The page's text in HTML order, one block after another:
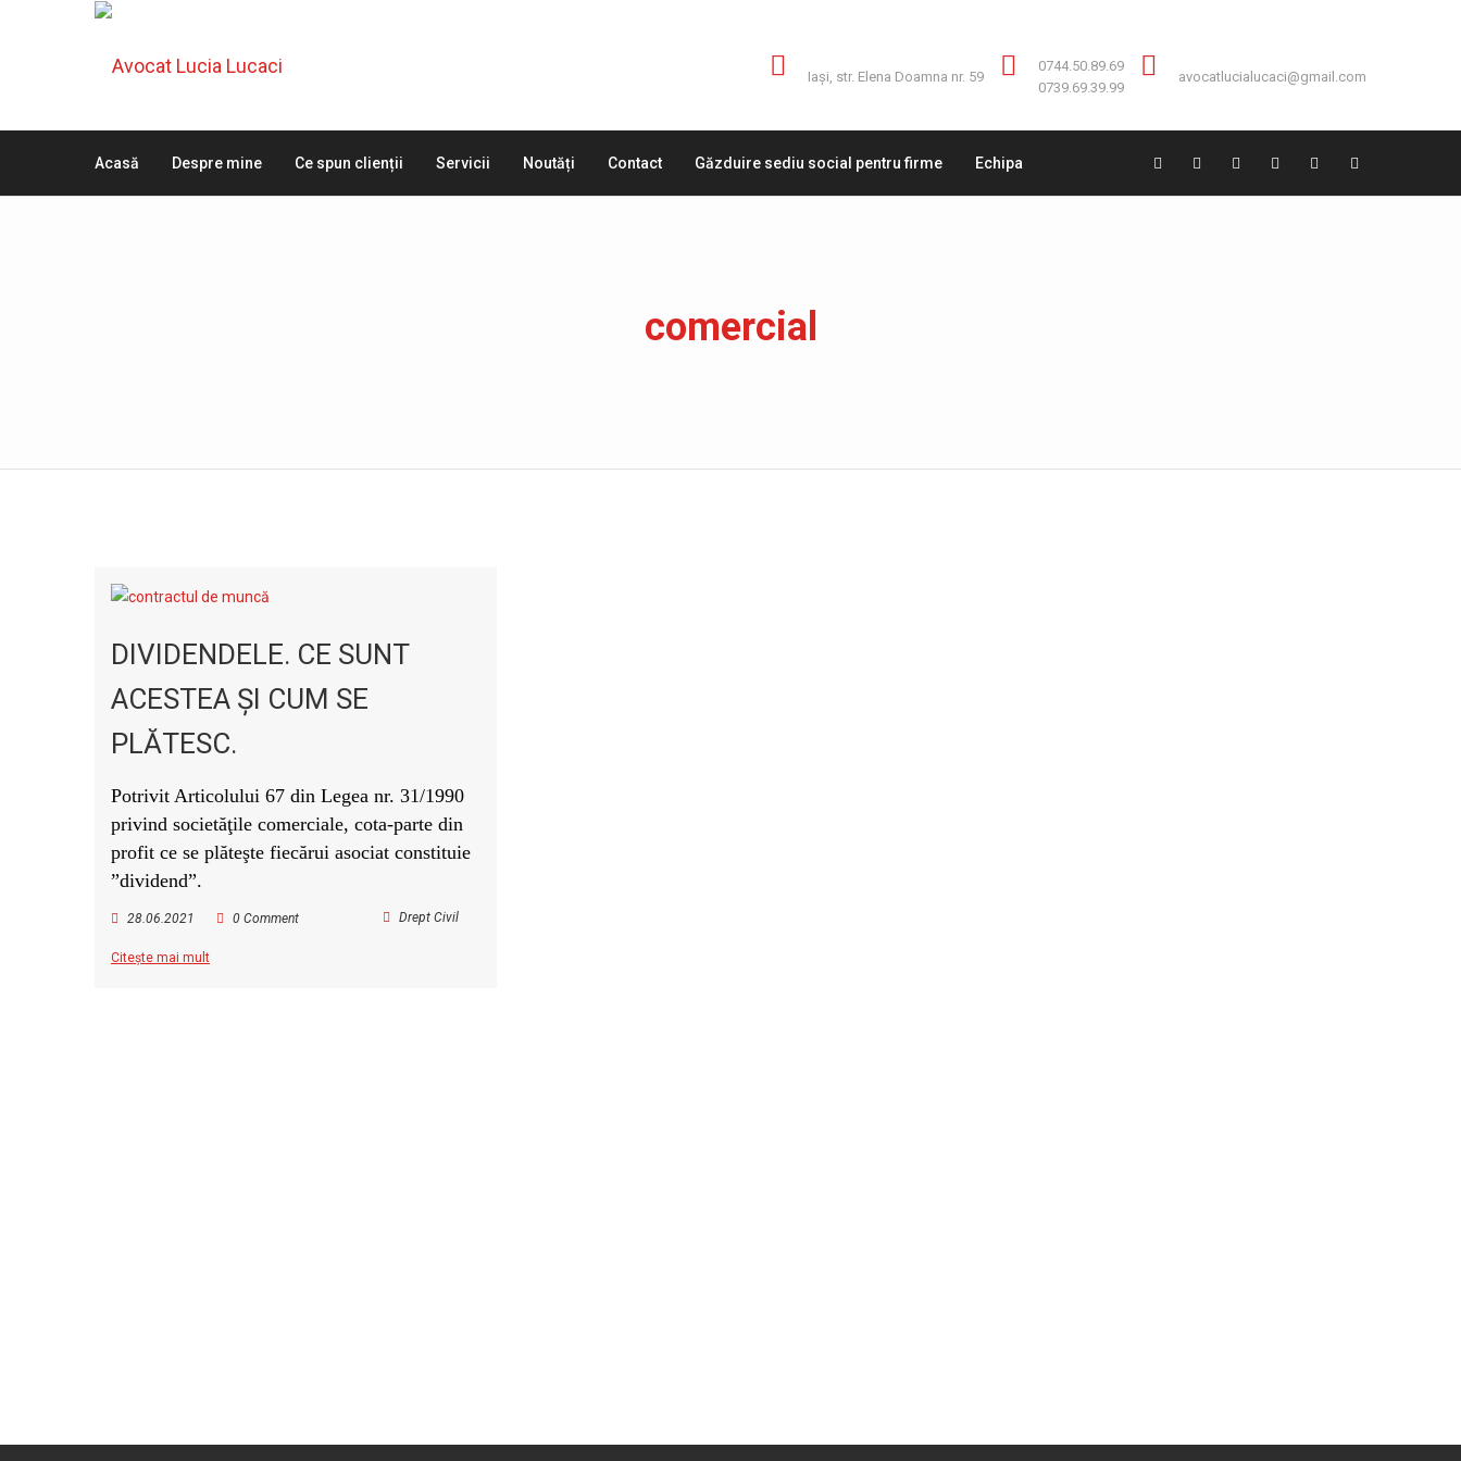
Iaşi, str. Elena Doamna nr. 59
0744.50.89.69
0739.69.39.99
avocatlucialucaci@gmail.com
Acasă Despre mine Ce spun clienții Servicii Noutăți Contact Găzduire sediu social pentru firme Echipa
comercial
DIVIDENDELE. CE SUNT
ACESTEA ŞI CUM SE
PLĂTESC.
Potrivit Articolului 67 din Legea nr. 31/1990
privind societăţile comerciale, cota-parte din
profit ce se plăteşte fiecărui asociat constituie
”dividend”.
28.06.2021 Drept Civil
0 Comment
Citește mai mult